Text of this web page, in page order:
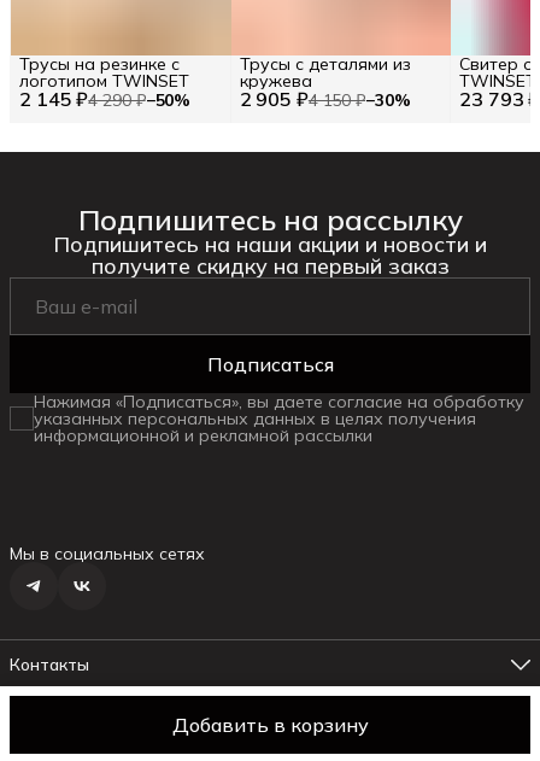
Добавить в корзину
2 145 ₽4 290 ₽−50%
Трусы на резинке с
логотипом TWINSET
2 905 ₽4 150 ₽−30%
Трусы с деталями из
кружева
23 793 ₽
Свитер
S
Подпишитесь на рассылку
Подпишитесь на наши акции и новости и
получите скидку на первый заказ
Подписаться
Нажимая «Подписаться», вы даете согласие на обработку
указанных персональных данных в целях получения
информационной и рекламной рассылки
Мы в социальных сетях
Контакты
Адрес магазина №1
ДоставкаПравила возврата